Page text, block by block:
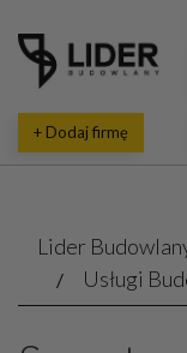
+ Dodaj firmę
Lider
Usługi